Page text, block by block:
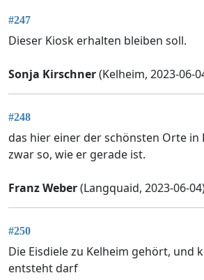
#247
Dieser Kiosk erhalten bleiben soll.
Sonja Kirschner(Kelheim, 2023-06-
#248
das hier einer der schönsten Orte in
zwar so, wie er gerade ist.
Franz Weber(Langquaid, 2023-06-
#250
Die Eisdiele zu Kelheim gehört, und
entsteht darf